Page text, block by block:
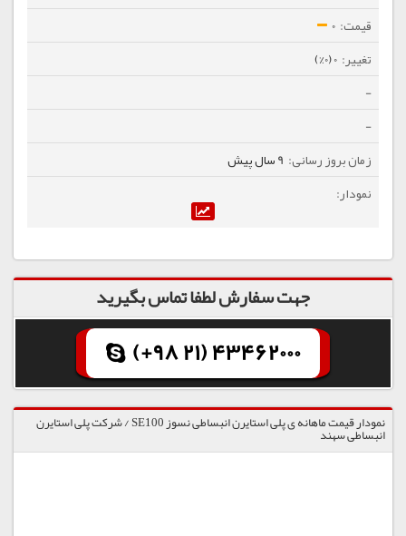
0
0 (0%)
-
-
9 سال پیش
جهت سفارش لطفا تماس بگیرید
(+98 21) 43462000
نمودار قیمت ماهانه ی پلی استایرن انبساطی نسوز SE100 / شرکت پلی استایرن
انبساطی سهند